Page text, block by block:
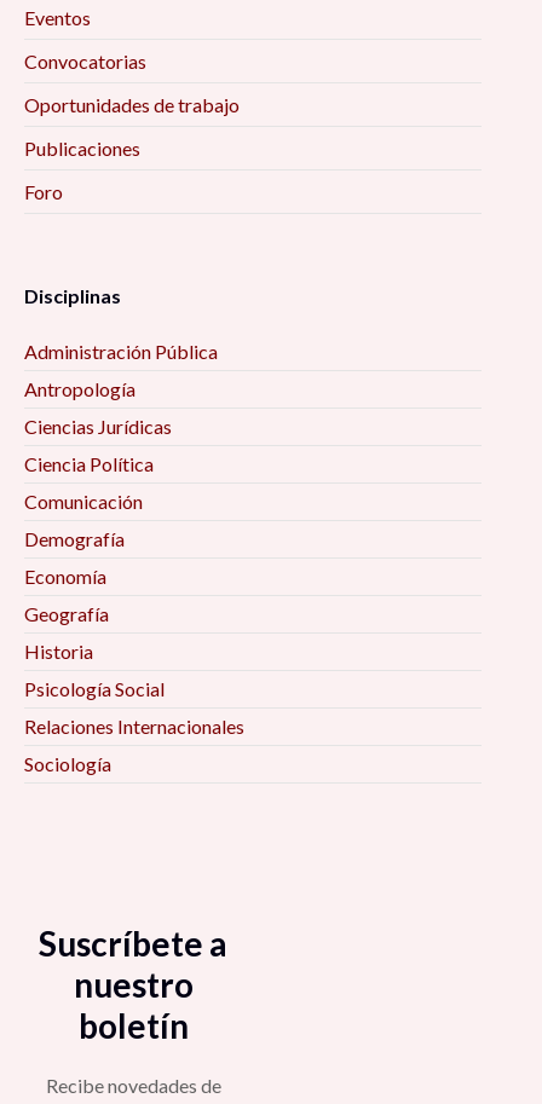
Eventos
Convocatorias
Oportunidades de trabajo
Publicaciones
Foro
Disciplinas
Administración Pública
Antropología
Ciencias Jurídicas
Ciencia Política
Comunicación
Demografía
Economía
Geografía
Historia
Psicología Social
Relaciones Internacionales
Sociología
Suscríbete a
nuestro
boletín
Recibe novedades de